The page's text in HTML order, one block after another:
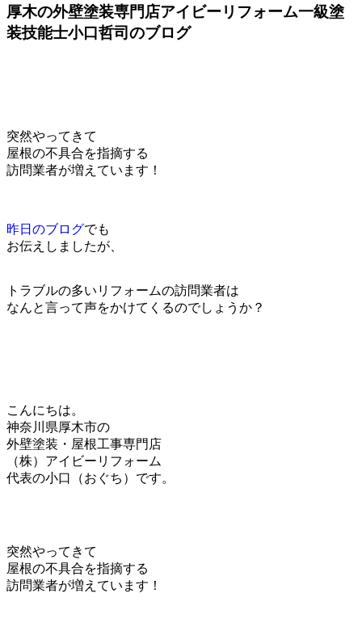
厚木の外壁塗装専門店アイビーリフォーム一級塗
装技能士小口哲司のブログ
突然やってきて
屋根の不具合を指摘する
訪問業者が増えています！
昨日のブログでも
お伝えしましたが、
トラブルの多いリフォームの訪問業者は
なんと言って声をかけてくるのでしょうか？
こんにちは。
神奈川県厚木市の
外壁塗装・屋根工事専門店
（株）アイビーリフォーム
代表の小口（おぐち）です。
突然やってきて
屋根の不具合を指摘する
訪問業者が増えています！